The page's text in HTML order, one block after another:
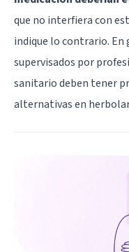
que no interfiera con
indique lo contrario.
supervisados por
sanitario deben tener
alternativas en